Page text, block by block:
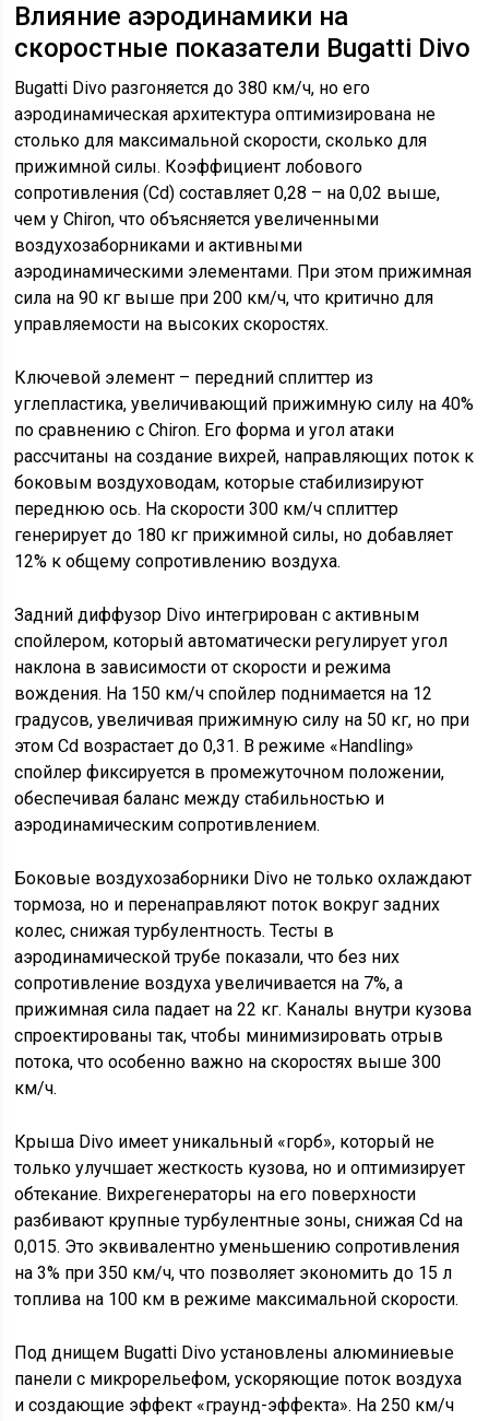
Влияние аэродинамики на
скоростные показатели Bugatti Divo
Bugatti Divo разгоняется до 380 км/ч, но его
аэродинамическая архитектура оптимизирована не
столько для максимальной скорости, сколько для
прижимной силы. Коэффициент лобового
сопротивления (Cd) составляет 0,28 – на 0,02 выше,
чем у Chiron, что объясняется увеличенными
воздухозаборниками и активными
аэродинамическими элементами. При этом прижимная
сила на 90 кг выше при 200 км/ч, что критично для
управляемости на высоких скоростях.
Ключевой элемент – передний сплиттер из
углепластика, увеличивающий прижимную силу на 40%
по сравнению с Chiron. Его форма и угол атаки
рассчитаны на создание вихрей, направляющих поток к
боковым воздуховодам, которые стабилизируют
переднюю ось. На скорости 300 км/ч сплиттер
генерирует до 180 кг прижимной силы, но добавляет
12% к общему сопротивлению воздуха.
Задний диффузор Divo интегрирован с активным
спойлером, который автоматически регулирует угол
наклона в зависимости от скорости и режима
вождения. На 150 км/ч спойлер поднимается на 12
градусов, увеличивая прижимную силу на 50 кг, но при
этом Cd возрастает до 0,31. В режиме «Handling»
спойлер фиксируется в промежуточном положении,
обеспечивая баланс между стабильностью и
аэродинамическим сопротивлением.
Боковые воздухозаборники Divo не только охлаждают
тормоза, но и перенаправляют поток вокруг задних
колес, снижая турбулентность. Тесты в
аэродинамической трубе показали, что без них
сопротивление воздуха увеличивается на 7%, а
прижимная сила падает на 22 кг. Каналы внутри кузова
спроектированы так, чтобы минимизировать отрыв
потока, что особенно важно на скоростях выше 300
км/ч.
Крыша Divo имеет уникальный «горб», который не
только улучшает жесткость кузова, но и оптимизирует
обтекание. Вихрегенераторы на его поверхности
разбивают крупные турбулентные зоны, снижая Cd на
0,015. Это эквивалентно уменьшению сопротивления
на 3% при 350 км/ч, что позволяет экономить до 15 л
топлива на 100 км в режиме максимальной скорости.
Под днищем Bugatti Divo установлены алюминиевые
панели с микрорельефом, ускоряющие поток воздуха
и создающие эффект «граунд-эффекта». На 250 км/ч